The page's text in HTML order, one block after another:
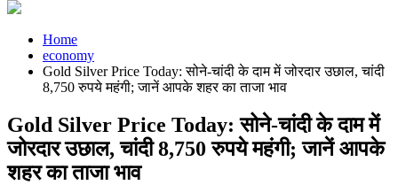
Home
economy
Gold Silver Price Today: सोने-चांदी के दाम में जोरदार उछाल, चांदी
8,750 रुपये महंगी; जानें आपके शहर का ताजा भाव
Gold Silver Price Today: सोने-चांदी के दाम में
जोरदार उछाल, चांदी 8,750 रुपये महंगी; जानें आपके
शहर का ताजा भाव